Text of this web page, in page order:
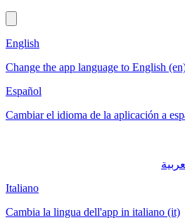
English
Change the app language to English
Español
Cambiar el idioma de la aplicación a
Italiano
Cambia la lingua dell'app in italiano (it)